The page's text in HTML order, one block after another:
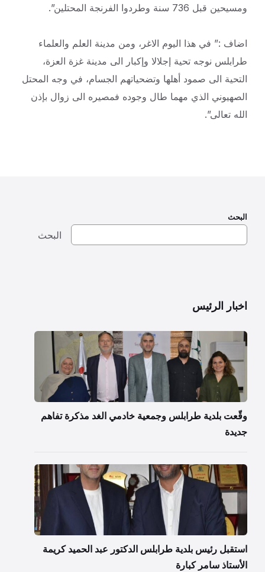
ومسيحين قبل 736 سنة وطردوا الفرنجة المحتلين”.
اضاف :” في هذا اليوم الاغر، ومن مدينة العلم والعلماء
طرابلس نوجه تحية إجلالا وإكبار الى مدينة غزة العزة،
التحية الى صمود أهلها وتضحياتهم الجسام، في وجه المحتل
الصهيوني الذي مهما طال وجوده فمصيره الى زوال بإذن
الله تعالى”.
البحث
البحث
اخبار الرئيس
وقّعت بلدية طرابلس وجمعية خادمي الغد مذكرة تفاهم
جديدة
استقبل رئيس بلدية طرابلس الدكتور عبد الحميد كريمة
الأستاذ سامر كبارة